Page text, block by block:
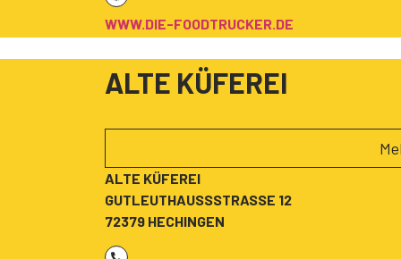
WWW.DIE-FOODTRUCKER.DE
ALTE KÜFEREI
ALTE KÜFEREI
GUTLEUTHAUSSSTRASSE 12
72379 HECHINGEN